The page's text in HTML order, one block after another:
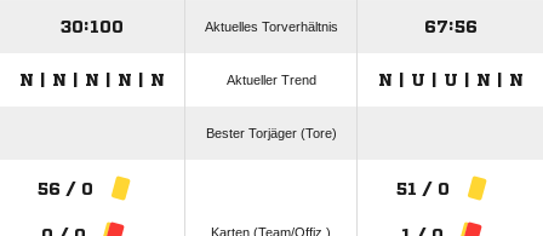
30:100 Aktuelles Torverhältnis 67:56
N | N | N | N | N Aktueller Trend N | U | U | N | N
Bester Torjäger (Tore)
56 / 0
Karten (Team/Offiz.)
51 / 0